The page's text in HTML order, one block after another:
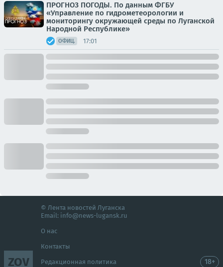
ПРОГНОЗ ПОГОДЫ. По данным ФГБУ
«Управление по гидрометеорологии и
мониторингу окружающей среды по Луганской
Народной Республике»
ОФИЦ. 17:01
ZOV
© Лента новостей Луганска
Email: info@news-lugansk.ru
О нас
Контакты
Редакционная политика 18+